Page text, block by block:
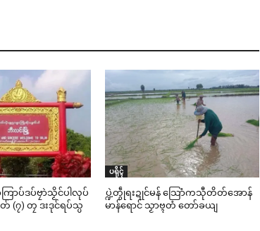
ကြာပ်ဒပ်ဗၠာဲသၟိင်ပါလုပ်
) တၠ ဒးဒုင်ရပ်သ္ပ
ပရိုၚ်
ပ္ဍဲတွဵုရးဍုင်မန် သြောံကသီုတိတ်အောန်
မာန်ရောင် သၟာဗ္ၚတံ တော်ခယျ